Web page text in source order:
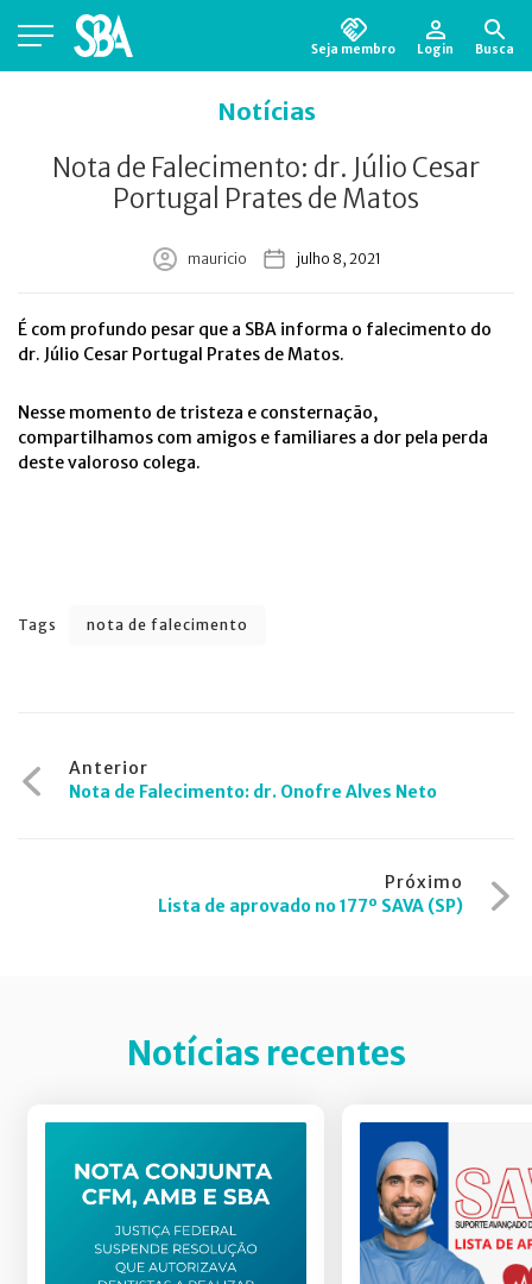
Seja membro Login Busca
Notícias
Nota de Falecimento: dr. Júlio Cesar
Portugal Prates de Matos
mauricio julho 8, 2021
É com profundo pesar que a SBA informa o falecimento do
dr. Júlio Cesar Portugal Prates de Matos.
Nesse momento de tristeza e consternação,
compartilhamos com amigos e familiares a dor pela perda
deste valoroso colega.
Tags nota de falecimento
Navegação
de
Anterior
Nota de Falecimento: dr. Onofre Alves Neto
Próximo
Lista de aprovado no 177º SAVA (SP)
Notícias recentes